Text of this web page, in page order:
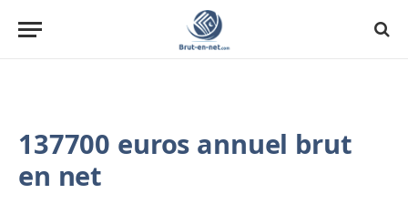
137700 euros annuel brut
en net